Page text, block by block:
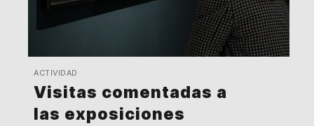
ACTIVIDAD
Visitas comentadas a
las exposiciones